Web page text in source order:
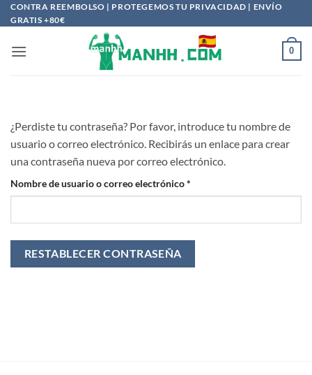
Saltar
al
CONTRA REEMBOLSO | PROTEGEMOS TU PRIVACIDAD | ENVÍO
GRATIS +80€
0
¿Perdiste tu contraseña? Por favor, introduce tu nombre de
usuario o correo electrónico. Recibirás un enlace para crear
una contraseña nueva por correo electrónico.
Nombre de usuario o correo electrónico*
RESTABLECER CONTRASEÑA